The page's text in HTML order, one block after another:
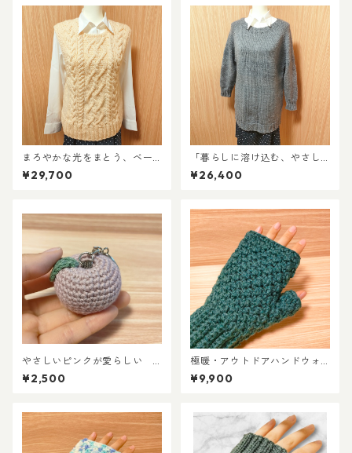
まろやかな光をまとう、ベー
ジュのケーブルニットベスト
¥29,700
「暮らしに溶け込む、やさし
いあたたかさ」チャコールニ
ット
¥26,400
やさしいピンクが愛らしい
上質UVコットンのミニりんご
キーホルダー
¥2,500
極暖・アウトドアハンドウォ
ーマー／エメラルドグリー
ン
¥9,900